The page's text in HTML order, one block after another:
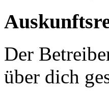
Der
über dich